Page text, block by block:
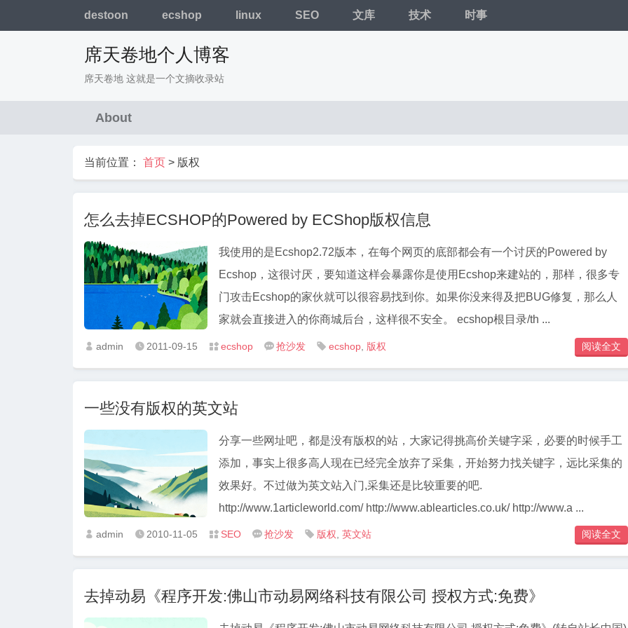
destoon ecshop linux SEO 文库 技术 时事
席天卷地个人博客
席天卷地 这就是一个文摘收录站
About
当前位置： 首页 > 版权
怎么去掉ECSHOP的Powered by ECShop版权信息
我使用的是Ecshop2.72版本，在每个网页的底部都会有一个讨厌的Powered by
Ecshop，这很讨厌，要知道这样会暴露你是使用Ecshop来建站的，那样，很多专
门攻击Ecshop的家伙就可以很容易找到你。如果你没来得及把BUG修复，那么人
家就会直接进入的你商城后台，这样很不安全。 ecshop根目录/th ...
 admin  2011-09-15  ecshop  抢沙发  ecshop 版权 阅读全文
一些没有版权的英文站
分享一些网址吧，都是没有版权的站，大家记得挑高价关键字采，必要的时候手工
添加，事实上很多高人现在已经完全放弃了采集，开始努力找关键字，远比采集的
效果好。不过做为英文站入门,采集还是比较重要的吧.
http://www.1articleworld.com/ http://www.ablearticles.co.uk/ http://www.a ...
 admin  2010-11-05  SEO  抢沙发  版权 英文站 阅读全文
去掉动易《程序开发:佛山市动易网络科技有限公司 授权方式:免费》